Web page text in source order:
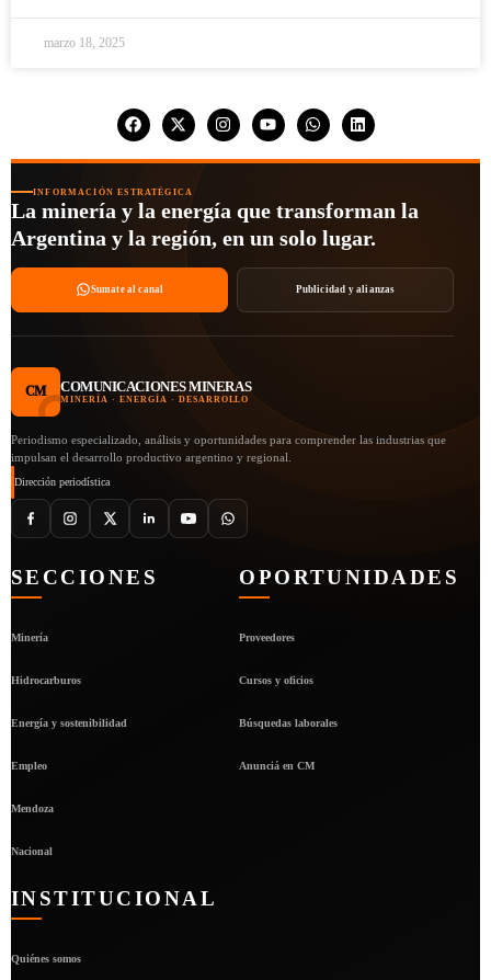
marzo 18, 2025
INFORMACIÓN ESTRATÉGICA
La minería y la energía que transforman la
Argentina y la región, en un solo lugar.
Sumate al canal Publicidad y alianzas
CM COMUNICACIONES MINERAS
MINERÍA · ENERGÍA · DESARROLLO
Periodismo especializado, análisis y oportunidades para comprender las industrias que
impulsan el desarrollo productivo argentino y regional.
Dirección periodística
SECCIONES
Minería
Hidrocarburos
Energía y sostenibilidad
Empleo
Mendoza
Nacional
OPORTUNIDADES
Proveedores
Cursos y oficios
Búsquedas laborales
Anunciá en CM
INSTITUCIONAL
Quiénes somos